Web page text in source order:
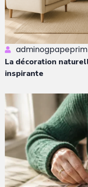
adminogpapeprim
La décoration
inspirante